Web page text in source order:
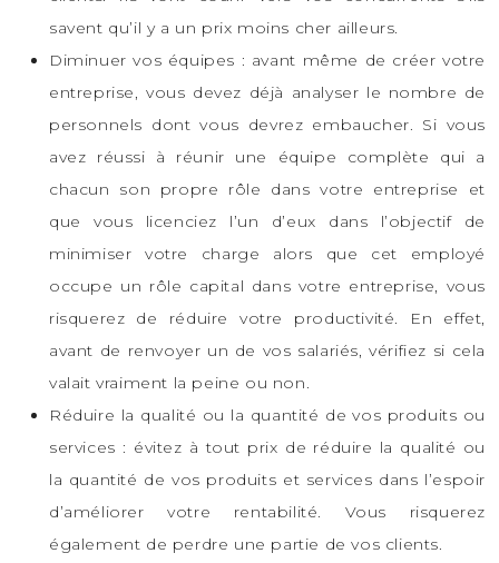
savent qu’il y a un prix moins cher ailleurs.
Diminuer vos équipes : avant même de créer votre
entreprise, vous devez déjà analyser le nombre de
personnels dont vous devrez embaucher. Si vous
avez réussi à réunir une équipe complète qui a
chacun son propre rôle dans votre entreprise et
que vous licenciez l’un d’eux dans l’objectif de
minimiser votre charge alors que cet employé
occupe un rôle capital dans votre entreprise, vous
risquerez de réduire votre productivité. En effet,
avant de renvoyer un de vos salariés, vérifiez si cela
valait vraiment la peine ou non.
Réduire la qualité ou la quantité de vos produits ou
services : évitez à tout prix de réduire la qualité ou
la quantité de vos produits et services dans l’espoir
d’améliorer votre rentabilité. Vous risquerez
également de perdre une partie de vos clients.